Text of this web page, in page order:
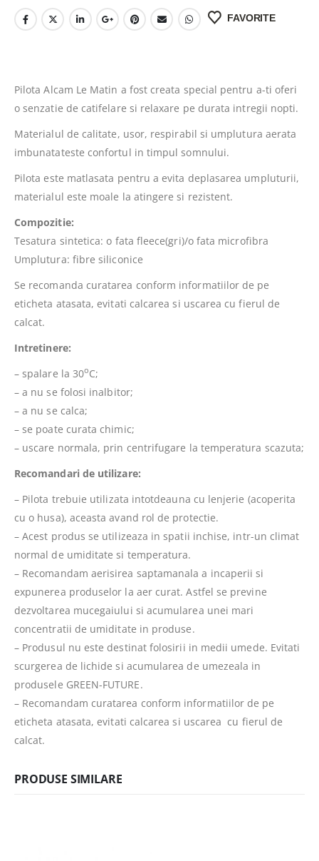
FAVORITE
Pilota Alcam Le Matin a fost creata special pentru a-ti oferi
o senzatie de catifelare si relaxare pe durata intregii nopti.
Materialul de calitate, usor, respirabil si umplutura aerata
imbunatateste confortul in timpul somnului.
Pilota este matlasata pentru a evita deplasarea umpluturii,
materialul este moale la atingere si rezistent.
Compozitie:
Tesatura sintetica: o fata fleece(gri)/o fata microfibra
Umplutura: fibre siliconice
Se recomanda curatarea conform informatiilor de pe
eticheta atasata, evitati calcarea si uscarea cu fierul de
calcat.
Intretinere:
– spalare la 30oC;
– a nu se folosi inalbitor;
– a nu se calca;
– se poate curata chimic;
– uscare normala, prin centrifugare la temperatura scazuta;
Recomandari de utilizare:
– Pilota trebuie utilizata intotdeauna cu lenjerie (acoperita
cu o husa), aceasta avand rol de protectie.
– Acest produs se utilizeaza in spatii inchise, intr-un climat
normal de umiditate si temperatura.
– Recomandam aerisirea saptamanala a incaperii si
expunerea produselor la aer curat. Astfel se previne
dezvoltarea mucegaiului si acumularea unei mari
concentratii de umiditate in produse.
– Produsul nu este destinat folosirii in medii umede. Evitati
scurgerea de lichide si acumularea de umezeala in
produsele GREEN-FUTURE.
– Recomandam curatarea conform informatiilor de pe
eticheta atasata, evitati calcarea si uscarea cu fierul de
calcat.
PRODUSE SIMILARE